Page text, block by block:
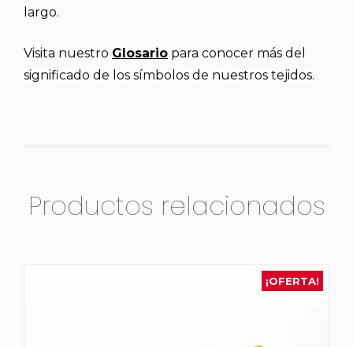
largo.
Visita nuestro Glosario para conocer más del
significado de los símbolos de nuestros tejidos.
Productos relacionados
¡OFERTA!